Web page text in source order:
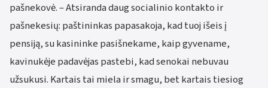
pašnekovė. – Atsiranda daug socialinio kontakto ir
pašnekesių: paštininkas papasakoja, kad tuoj išeis į
pensiją, su kasininke pasišnekame, kaip gyvename,
kavinukėje padavėjas pastebi, kad senokai nebuvau
užsukusi. Kartais tai miela ir smagu, bet kartais tiesiog